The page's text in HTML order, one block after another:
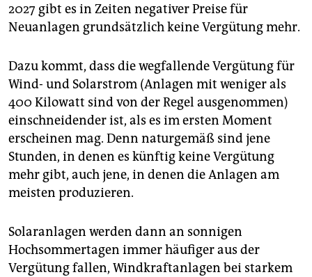
2027 gibt es in Zeiten negativer Preise für
Neuanlagen grundsätzlich keine Vergütung mehr.
Dazu kommt, dass die wegfallende Vergütung für
Wind- und Solarstrom (Anlagen mit weniger als
400 Kilowatt sind von der Regel ausgenommen)
einschneidender ist, als es im ersten Moment
erscheinen mag. Denn naturgemäß sind jene
Stunden, in denen es künftig keine Vergütung
mehr gibt, auch jene, in denen die Anlagen am
meisten produzieren.
Solaranlagen werden dann an sonnigen
Hochsommertagen immer häufiger aus der
Vergütung fallen, Windkraftanlagen bei starkem